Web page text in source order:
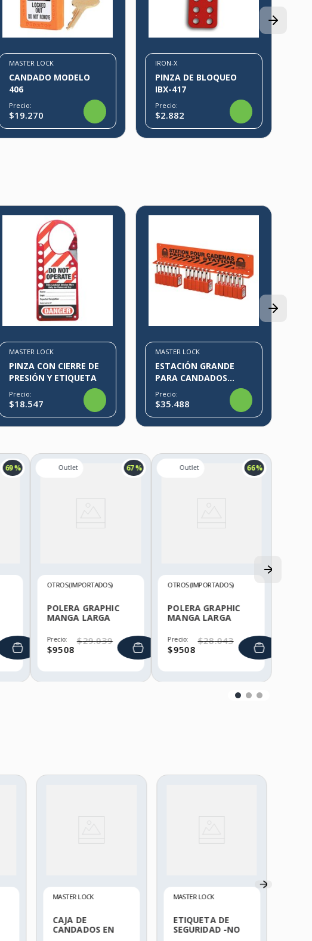
MASTER LOCK
CANDADO MODELO
406
Precio:
$19.270
IRON-X
PINZA DE BLOQUEO
IBX-417
Precio:
$2.882
MASTER LOCK
PINZA CON CIERRE DE
PRESIÓN Y ETIQUETA
Precio:
$18.547
MASTER LOCK
ESTACIÓN GRANDE
PARA CANDADOS
S1518
Precio:
$35.488
69 % 67 %
OTROS (IMPORTADOS)
POLERA GRAPHIC
MANGA LARGA
Precio:
$9508
$29.039
66 %
OTROS (IMPORTADOS)
POLERA GRAPHIC
MANGA LARGA
Precio:
$9508
$28.043
MASTER LOCK
CAJA DE
CANDADOS EN
MASTER LOCK
ETIQUETA DE
SEGURIDAD -NO